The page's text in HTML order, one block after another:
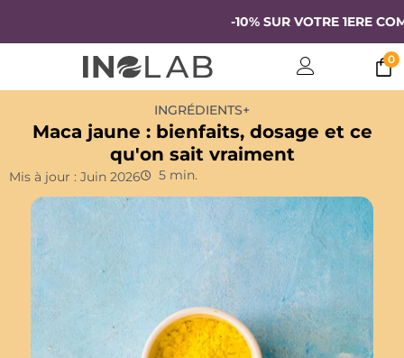
-10% SUR VOTRE 1ERE COMMANDE
0
INGRÉDIENTS+
Maca jaune : bienfaits, dosage et ce
qu'on sait vraiment
Mis à jour : Juin 2026 5 min.